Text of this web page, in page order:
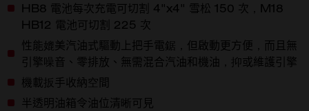
HB8 電池每次充電可切割 4"x4" 雪松 150 次，M18
HB12 電池可切割 225 次
性能媲美汽油式驅動上把手電鋸，但啟動更方便，而且無
引擎噪音、零排放、無需混合汽油和機油，抑或維護引擎
機載扳手收納空間
半透明油箱令油位清晰可見